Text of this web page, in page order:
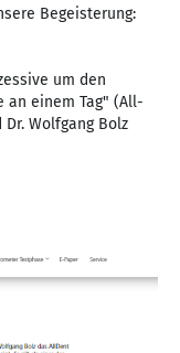
Begeisterung:
um den
an einem Tag" (All-
Wolfgang Bolz